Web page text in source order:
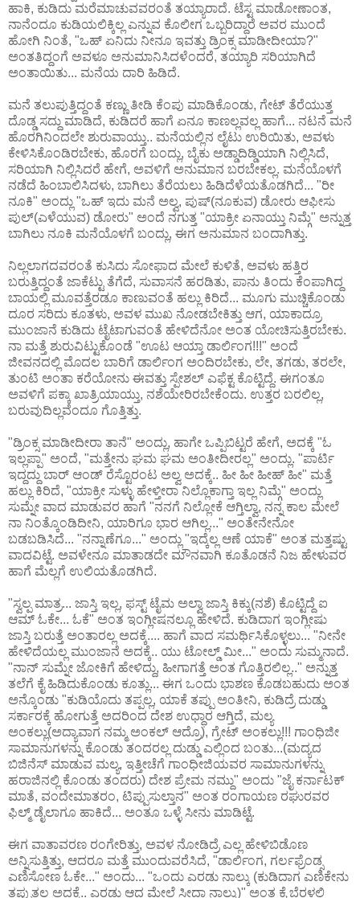
ಹಾಕಿ, ಕುಡಿದು ಮರೆಮಾಚುವವರಂತೆ ತಯ್ಯಾರಾದೆ. ಟೆಸ್ಟ ಮಾಡೋಣಾಂತ,
ನಾನೆಂದೂ ಕುಡಿಯಲಿಕ್ಕಿಲ್ಲ ಎನ್ನುವ ಕೊಲೀಗ ಒಬ್ಬರಿದ್ದಾರೆ ಅವರ ಮುಂದೆ
ಹೋಗಿ ನಿಂತೆ, "ಒಹ್ ಏನಿದು ನೀನೂ ಇವತ್ತು ಡ್ರಿಂಕ್ಸ ಮಾಡೀದೀಯಾ?"
ಅಂತತಿದ್ದಂಗೆ ಅವಳೂ ಅನುಮಾನಿಸಿದಳೆಂದರೆ, ತಯ್ಯಾರಿ ಸರಿಯಾಗಿದೆ
ಅಂತಾಯಿತು... ಮನೆಯ ದಾರಿ ಹಿಡಿದೆ.
ಮನೆ ತಲುಪುತ್ತಿದ್ದಂತೆ ಕಣ್ಣು ತೀಡಿ ಕೆಂಪು ಮಾಡಿಕೊಂಡು, ಗೇಟ್ ತೆರೆಯುತ್ತ
ದೊಡ್ಡ ಸದ್ದು ಮಾಡಿದೆ, ಕುಡಿದರೆ ಹಾಗೆ ಏನೂ ಕಾಣಲ್ಲವಲ್ಲ ಹಾಗೆ... ನಟನೆ ಮನೆ
ಹೊರಗಿನಿಂದಲೇ ಶುರುವಾಯ್ತು.. ಮನೆಯಲ್ಲಿನ ಲೈಟು ಉರಿಯಿತು, ಅವಳು
ಕೇಳಿಸಿಕೊಂಡಿರಬೇಕು, ಹೊರಗೆ ಬಂದ್ಲು, ಬೈಕು ಅಡ್ಡಾದಿಡ್ಡಿಯಾಗಿ ನಿಲ್ಲಿಸಿದೆ,
ಸರಿಯಾಗಿ ನಿಲ್ಲಿಸಿದರೆ ಹೇಗೆ, ಅವಳಿಗೆ ಅನುಮಾನ ಬರಬೇಕಲ್ಲ. ಮನೆಯೊಳಗೆ
ನಡೆದೆ ಹಿಂಬಾಲಿಸಿದಳು, ಬಾಗಿಲು ತೆರೆಯಲು ಹಿಡಿದೆಳೆಯತೊಡಗಿದೆ... "ರೀ
ನೂಕಿ" ಅಂದ್ಲು "ಒಹ್ ಇದು ಮನೆ ಅಲ್ವ, ಪುಷ್(ನೂಕುವ) ಡೋರು ಆಫೀಸು
ಪುಲ್(ಎಳೆಯುವ) ಡೋರು" ಅಂದೆ ನಗುತ್ತ "ಯಾಕ್ರೀ ಏನಾಯ್ತು ನಿಮ್ಗೆ" ಅನ್ನುತ್ತ
ಬಾಗಿಲು ನೂಕಿ ಮನೆಯೊಳಗೆ ಬಂದ್ಲು, ಈಗ ಅನುಮಾನ ಬಂದಾಗಿತ್ತು.
ನಿಲ್ಲಲಾಗದವರಂತೆ ಕುಸಿದು ಸೋಫಾದ ಮೇಲೆ ಕುಳಿತೆ, ಅವಳು ಹತ್ತಿರ
ಬರುತ್ತಿದ್ದಂತೆ ಜಾಕೆಟ್ಟು ತೆಗೆದೆ, ಸುವಾಸನೆ ಹರಡಿತು, ಪಾನು ತಿಂದು ಕೆಂಪಾಗಿದ್ದ
ಬಾಯಲ್ಲಿ ಮೂವತ್ತೆರಡೂ ಕಾಣುವಂತೆ ಹಲ್ಲು ಕಿರಿದೆ... ಮೂಗು ಮುಚ್ಚಿಕೊಂಡು
ದೂರ ಸರಿದು ಕೂತಳು, ಅವಳ ಮುಖ ನೋಡಬೇಕಿತ್ತು ಆಗ, ಯಾಕಾದ್ರೂ
ಮುಂಜಾನೆ ಕುಡಿದು ಟೈಟಾಗುವಂತೆ ಹೇಳಿದೆನೋ ಅಂತ ಯೋಚಿಸುತ್ತಿರಬೇಕು.
ನಾ ಮತ್ತೆ ಶುರುವಿಟ್ಟುಕೊಂಡೆ "ಊಟ ಆಯ್ತಾ ಡಾರ್ಲಿಂಗ!!!" ಅಂದೆ
ಜೀವನದಲ್ಲಿ ಮೊದಲ ಬಾರಿಗೆ ಡಾರ್ಲಿಂಗ ಅಂದಿರಬೇಕು, ಲೇ, ತಗಡು, ತರಲೇ,
ತುಂಟಿ ಅಂತಾ ಕರೆಯೋನು ಈವತ್ತು ಸ್ಪೇಶಲ್ ಎಫೆಕ್ಟ ಕೊಟ್ಟಿದ್ದೆ. ಈಗಂತೂ
ಅವಳಿಗೆ ಪಕ್ಕಾ ಖಾತ್ರಿಯಾಯ್ತು, ನಶೆಯೇರಿರಬೇಕೆಂದು. ಉತ್ತರ ಬರಲಿಲ್ಲ,
ಬರುವುದಿಲ್ಲವೆಂದೂ ಗೊತ್ತಿತ್ತು.
"ಡ್ರಿಂಕ್ಸ ಮಾಡೀದೀರಾ ತಾನೆ" ಅಂದ್ಲು, ಹಾಗೇ ಒಪ್ಪಿಬಿಟ್ಟರೆ ಹೇಗೆ, ಅದಕ್ಕೆ "ಓ
ಇಲ್ಲಪ್ಪಾ" ಅಂದೆ, "ಮತ್ತೇನು ಘಮ ಘಮ ಅಂತೀದೀರಲ್ಲ" ಅಂದ್ಲು. "ಪಾರ್ಟಿ
ಇದ್ದದ್ದು ಬಾರ್ ಆಂಡ್ ರೆಸ್ಟೊರಂಟ ಅಲ್ವ ಅದಕ್ಕೆ.. ಹೀ ಹೀ ಹೀಹ್ ಹೀ" ಮತ್ತೆ
ಹಲ್ಲು ಕಿರಿದೆ, "ಯಾಕ್ರೀ ಸುಳ್ಳು ಹೇಳ್ತೀರಾ ನಿಲ್ಲೊಕಾಗ್ತಾ ಇಲ್ಲ ನಿಮ್ಗೆ" ಅಂದ್ಲು
ಸುಮ್ನೇ ವಾದ ಮಾಡುವರ ಹಾಗೆ "ನನಗೆ ನಿಲ್ಲೋಕೆ ಆಗ್ತಿಲ್ವಾ, ನನ್ನ ಕಾಲ ಮೇಲೆ
ನಾ ನಿಂತ್ಕೊಂಡಿದೀನಿ, ಯಾರಿಗೂ ಭಾರ ಆಗಿಲ್ಲ..." ಅಂತೇನೇನೋ
ಬಡಬಡಿಸಿದೆ... "ನನ್ನಾಣೆಗೂ..." ಅಂದ್ಲು "ಇದ್ಕೆಲ್ಲ ಆಣೆ ಯಾಕೆ" ಅಂತ ಮತ್ತಷ್ಟು
ವಾದವಿಟ್ಟೆ. ಅವಳೇನೂ ಮಾತಾಡದೇ ಮೌನವಾಗಿ ಕೂತೊಡನೆ ನಿಜ ಹೇಳುವರ
ಹಾಗೆ ಮೆಲ್ಲಗೆ ಉಲಿಯತೊಡಗಿದೆ.
"ಸ್ವಲ್ಪ ಮಾತ್ರ... ಜಾಸ್ತಿ ಇಲ್ಲ, ಫಸ್ಟ್ ಟೈಮ ಅಲ್ವಾ ಜಾಸ್ತಿ ಕಿಕ್ಕು(ನಶೆ) ಕೊಟ್ಟಿದ್ದೆ ಐ
ಆಮ್ ಓಕೇ... ಓಕೆ" ಅಂತ ಇಂಗ್ಲೀಷನಲ್ಲೂ ಹೇಳಿದೆ. ಕುಡಿದಾಗ ಇಂಗ್ಲೀಷು
ಜಾಸ್ತಿ ಬರುತ್ತೆ ಅಂತಾರಲ್ಲ ಅದಕ್ಕೆ.... ಹಾಗೆ ವಾದ ಸಮರ್ಥಿಸಿಕೊಳ್ಳಲು... "ನೀನೇ
ಹೇಳಿದೆಯಲ್ಲ ಮುಂಜಾನೆ ಅದಕ್ಕೆ.. ಯು ಟೋಲ್ಡ್ ಮೀ..." ಅಂದು ಸುಮ್ಮನಾದೆ.
"ನಾನ್ ಸುಮ್ನೇ ಜೋಕಿಗೆ ಹೇಳಿದ್ದು, ಹೀಗಾಗತ್ತೆ ಅಂತ ಗೊತ್ತಿರಲಿಲ್ಲ.." ಅನ್ನುತ್ತ
ತಲೆಗೆ ಕೈ ಹಿಡಿದುಕೊಂಡು ಕೂತ್ಲು... ಈಗ ಒಂದು ಭಾಶಣ ಕೊಡಬಹುದು ಅಂತ
ಅನ್ಕೊಂಡು "ಕುಡಿಯೊದು ತಪ್ಪಲ್ಲ, ಯಾಕೆ ತಪ್ಪು ಅಂತೀನಿ, ಕುಡಿದ್ರೆ ದುಡ್ಡು
ಸರ್ಕಾರಕ್ಕೆ ಹೋಗುತ್ತೆ ಅದರಿಂದ ದೇಶ ಉಧ್ಧಾರ ಆಗ್ತಿದೆ, ಮಲ್ಯ
ಅಂಕಲ್ಲು(ಅದ್ಯಾವಾಗ ನಮ್ಮ ಅಂಕಲ್ ಆದ್ರೊ), ಗ್ರೇಟ್ ಅಂಕಲ್ಲು!!! ಗಾಂಧಿಜೀ
ಸಾಮಾನುಗಳನ್ನು ಕೊಂಡು ತಂದರಲ್ಲ ದುಡ್ಡು ಎಲ್ಲಿಂದ ಬಂತು...(ಮದ್ಯದ
ಬಿಜಿನೆಸ್ ಮಾಡುವ ಮಲ್ಯ, ಇತ್ತೀಚೆಗೆ ಗಾಂಧೀಜಿಯವರ ಸಾಮಾನುಗಳನ್ನು
ಹರಾಜಿನಲ್ಲಿ ಕೊಂಡು ತಂದರು) ದೇಶ ಪ್ರೇಮ ನಮ್ದು" ಅಂದು "ಜೈ ಕರ್ನಾಟಕ್
ಮಾತೆ, ವಂದೇಮಾತರಂ, ಟಿಪ್ಪುಸುಲ್ತಾನ" ಅಂತ ರಂಗಾಯಣ ರಘುರವರ
ಫಿಲ್ಮ್ ಡೈಲಾಗೂ ಹಾಕಿದೆ... ಅಂತೂ ಒಳ್ಳೆ ಸೀನು ಮಾಡಿಟ್ಟೆ.
ಈಗ ವಾತಾವರಣ ರಂಗೇರಿತ್ತು, ಅವಳ ನೋಡಿದ್ರೆ ಎಲ್ಲ ಹೇಳಿಬಿಡೊಣ
ಅನ್ನಿಸುತ್ತಿತ್ತು, ಆದರೂ ಮತ್ತೆ ಮುಂದುವರೆಸಿದೆ, "ಡಾರ್ಲಿಂಗ, ಗರ್ಲಫ್ರೆಂಡ್ಸ
ಎಣಿಸೋಣ ಓಕೇ..." ಅಂದು... "ಒಂದು ಎರಡು ನಾಲ್ಕು (ಕುಡಿದಾಗ ಎಣಿಕೇನು
ತಪ್ಪುತ್ತಲ್ಲ ಅದಕ್ಕೆ.. ಎರಡು ಆದ ಮೇಲೆ ಸೀದಾ ನಾಲ್ಕು)" ಅಂತ ಕೈ ಬೆರಳಲ್ಲಿ